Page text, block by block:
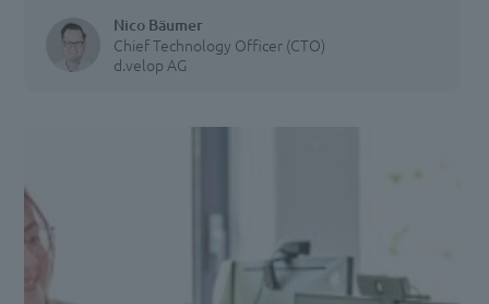
Nico Bäumer
Chief Technology Officer (CTO)
d.velop AG